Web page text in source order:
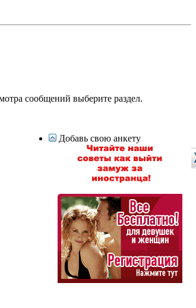
сообщений выберите раздел.
Добавь свою анкету